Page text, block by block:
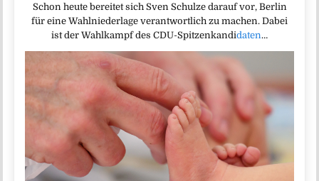
Schon heute bereitet sich Sven Schulze darauf vor, Berlin
für eine Wahlniederlage verantwortlich zu machen. Dabei
ist der Wahlkampf des CDU-Spitzenkandidaten…